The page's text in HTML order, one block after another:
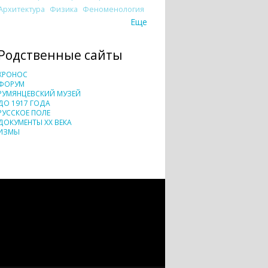
Физика Феноменология
Еще
сайты
МУЗЕЙ
1917 ГОДА
ПОЛЕ
XX ВЕКА